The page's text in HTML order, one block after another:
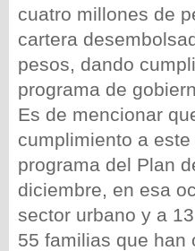
cuatro millones de
cartera
pesos, dando
programa de
Es de mencionar
cumplimiento a
programa del Plan
diciembre, en esa
sector urbano y a
55 familias que han